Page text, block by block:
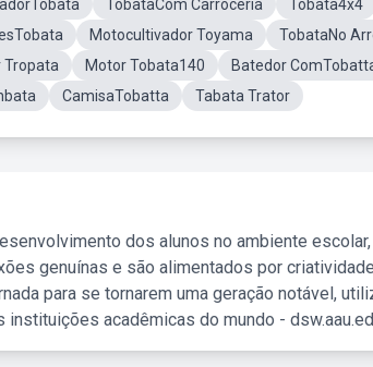
TobataCom Carroceria
Tobata4x4
Motocultivador Toyama
TobataNo
Tropata Motor Tobata140
Batedor
CamisaTobatta Tabata Trator
dos alunos no ambiente
genuínas e são alimentados por
para se tornarem uma geração notável,
acadêmicas do mundo -